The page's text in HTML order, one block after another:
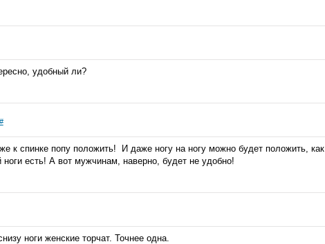
удобный ли?
#
к спинке попу положить!
И даже ногу на ногу можно будет положить, как
ноги есть! А вот мужчинам, наверно, будет не удобно!
ноги женские торчат. Точнее одна.